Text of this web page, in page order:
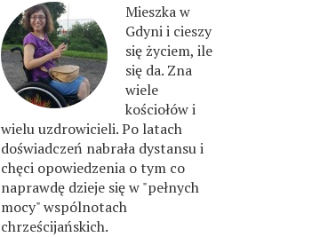
Mieszka w
Gdyni i cieszy
się życiem, ile
się da. Zna
wiele
kościołów i
wielu uzdrowicieli. Po latach
doświadczeń nabrała dystansu i
chęci opowiedzenia o tym co
naprawdę dzieje się w "pełnych
mocy" wspólnotach
chrześcijańskich.